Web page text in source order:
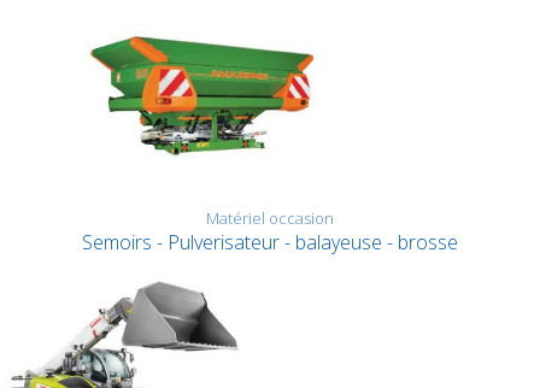
Matériel occasion
Semoirs - Pulverisateur - balayeuse - brosse